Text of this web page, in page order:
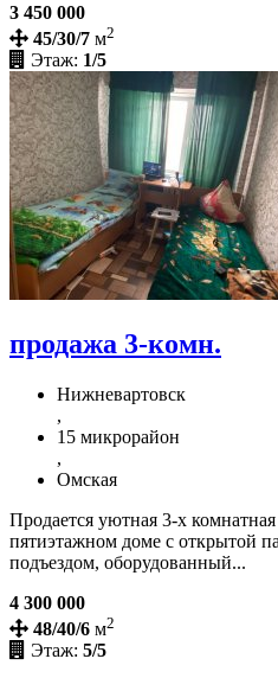
3 450 000
45/30/7 м2
Этаж: 1/5
продажа 3-комн.
Нижневартовск
,
15 микрорайон
,
Омская
Продается уютная 3-х
пятиэтажном доме с открытой
подъездом, оборудованный...
4 300 000
48/40/6 м2
Этаж: 5/5